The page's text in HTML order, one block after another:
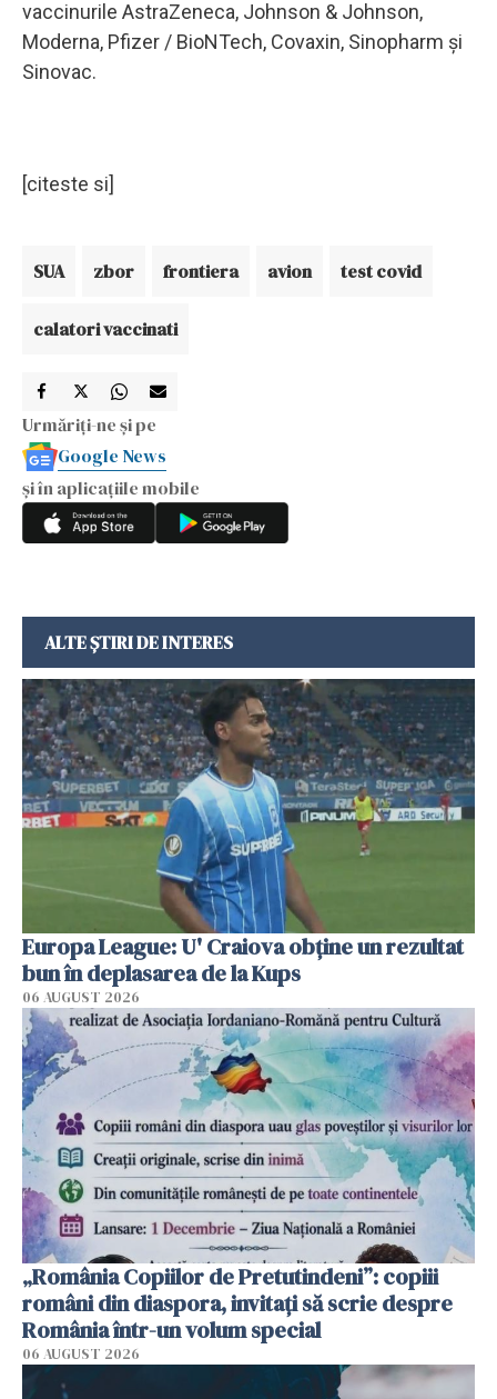
vaccinurile AstraZeneca, Johnson & Johnson,
Moderna, Pfizer / BioNTech, Covaxin, Sinopharm şi
Sinovac.
[citeste si]
SUA zbor frontiera avion test covid
calatori vaccinati
Urmăriți-ne și pe
Google News
și în aplicațiile mobile
ALTE ȘTIRI DE INTERES
Europa League: U' Craiova obține un rezultat
bun în deplasarea de la Kups
06 AUGUST 2026
„România Copiilor de Pretutindeni”: copiii
români din diaspora, invitați să scrie despre
România într-un volum special
06 AUGUST 2026